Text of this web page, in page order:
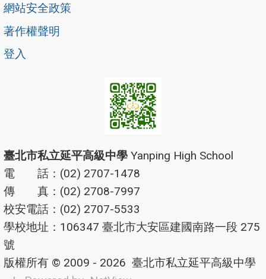
網站安全政策
著作權聲明
登入
臺北市私立延平高級中學 Yanping High School
電 話：(02) 2707-1478
傳 真：(02) 2708-7997
校安電話：(02) 2707-5533
學校地址：106347 臺北市大安區建國南路一段 275
號
版權所有 © 2009 - 2026 臺北市私立延平高級中學